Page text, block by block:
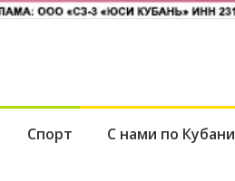
Спорт С нами по Кубани